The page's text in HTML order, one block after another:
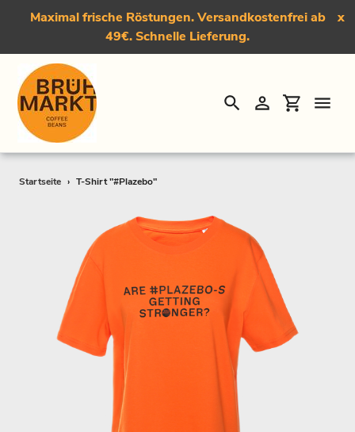
Direkt
Maximal frische Röstungen. Versandkostenfrei ab
49€. Schnelle Lieferung.
x
SuchenEinloggen
Startseite › T-Shirt "#Plazebo"